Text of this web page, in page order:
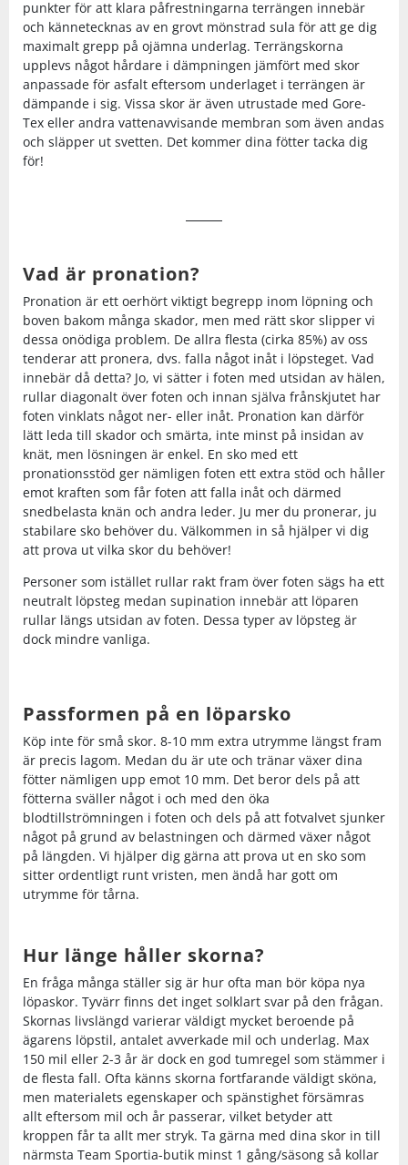
Tennis
Träning
Volleyboll
punkter för att klara påfrestningarna terrängen innebär
och kännetecknas av en grovt mönstrad sula för att ge dig
maximalt grepp på ojämna underlag. Terrängskorna
upplevs något hårdare i dämpningen jämfört med skor
anpassade för asfalt eftersom underlaget i terrängen är
dämpande i sig. Vissa skor är även utrustade med Gore-
Tex eller andra vattenavvisande membran som även andas
och släpper ut svetten. Det kommer dina fötter tacka dig
för!
Vad är pronation?
Pronation är ett oerhört viktigt begrepp inom löpning och
boven bakom många skador, men med rätt skor slipper vi
dessa onödiga problem. De allra flesta (cirka 85%) av oss
tenderar att pronera, dvs. falla något inåt i löpsteget. Vad
innebär då detta? Jo, vi sätter i foten med utsidan av hälen,
rullar diagonalt över foten och innan själva frånskjutet har
foten vinklats något ner- eller inåt. Pronation kan därför
lätt leda till skador och smärta, inte minst på insidan av
knät, men lösningen är enkel. En sko med ett
pronationsstöd ger nämligen foten ett extra stöd och håller
emot kraften som får foten att falla inåt och därmed
snedbelasta knän och andra leder. Ju mer du pronerar, ju
stabilare sko behöver du. Välkommen in så hjälper vi dig
att prova ut vilka skor du behöver!
Personer som istället rullar rakt fram över foten sägs ha ett
neutralt löpsteg medan supination innebär att löparen
rullar längs utsidan av foten. Dessa typer av löpsteg är
dock mindre vanliga.
Passformen på en löparsko
Köp inte för små skor. 8-10 mm extra utrymme längst fram
är precis lagom. Medan du är ute och tränar växer dina
fötter nämligen upp emot 10 mm. Det beror dels på att
fötterna sväller något i och med den öka
blodtillströmningen i foten och dels på att fotvalvet sjunker
något på grund av belastningen och därmed växer något
på längden. Vi hjälper dig gärna att prova ut en sko som
sitter ordentligt runt vristen, men ändå har gott om
utrymme för tårna.
Hur länge håller skorna?
En fråga många ställer sig är hur ofta man bör köpa nya
löpaskor. Tyvärr finns det inget solklart svar på den frågan.
Skornas livslängd varierar väldigt mycket beroende på
ägarens löpstil, antalet avverkade mil och underlag. Max
150 mil eller 2-3 år är dock en god tumregel som stämmer i
de flesta fall. Ofta känns skorna fortfarande väldigt sköna,
men materialets egenskaper och spänstighet försämras
allt eftersom mil och år passerar, vilket betyder att
kroppen får ta allt mer stryk. Ta gärna med dina skor in till
närmsta Team Sportia-butik minst 1 gång/säsong så kollar